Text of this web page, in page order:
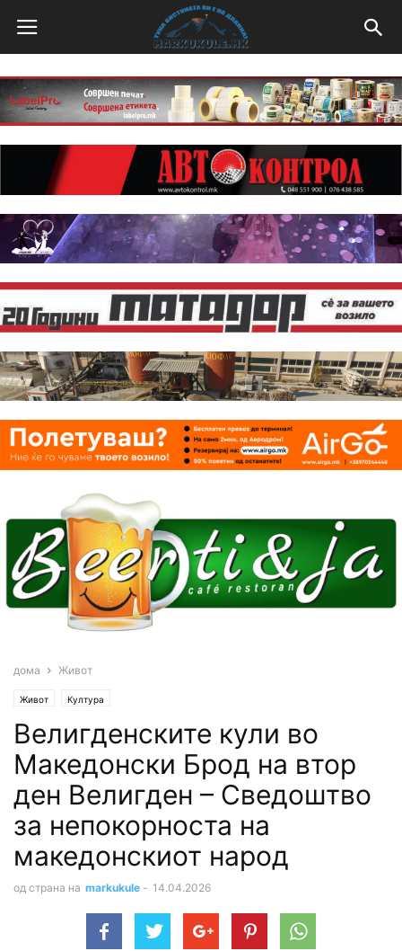
дома Живот
Живот Култура
Велигденските кули во
Македонски Брод на втор
ден Велигден – Сведоштво
за непокорноста на
македонскиот народ
од страна на markukule - 14.04.2026